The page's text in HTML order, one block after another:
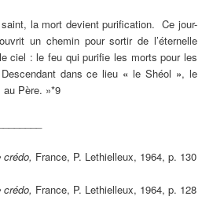
la mort devient purification. Ce jour-
un chemin pour sortir de l’éternelle
ciel : le feu qui purifie les morts pour les
dans ce lieu «le Shéol », le
au Père. »*9
crédo, France, P. Lethielleux, 1964, p. 130
crédo, France, P. Lethielleux, 1964, p. 128